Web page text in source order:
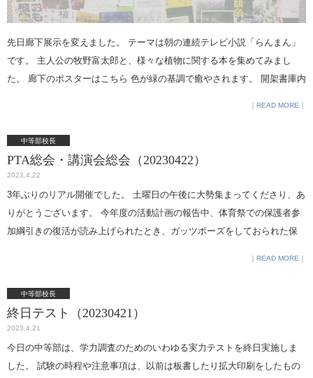
世の中を変えるお手 伝いをしたい、と経てきた中で、「好きなこと✕得
意なこと✕ 誰かの役に立つこと」 が自分の道として見えてきたというお
話に生徒たちは非常に刺激さ れていました。そして、 夢中になれる仕事
に出会うためのアドバイスとして、・まず自分の身近なところにあるも
のから、 世の中にどのような仕事があるのかを分解して考え知ることが
ないこと・得意なことが見つからないときは周りの人に聞けば良い・得
意なことを生かせると磨きがかかるスピードが速い・人生は選択の連続
など大人にも刺さる言葉が次々と生徒たちに与えられ、 とても感銘を受
けていました。 休憩を挟んで第2部では、 AmazonPrimeで配信開始と
なったばかりのドラマ「 エンジェルフライト 国際霊柩送還士」の第1話
を視聴しました。国際霊柩送還士とは、 外国で亡くなった日本人や日本
も私も初めて聞く仕事でした。 1話では、 米倉涼子さん演じる主人公が
思いに生徒たちは涙を流しながら 見入っていました。「仕事に対する誇
り・ 思いの強さを感じて仕事というものをなめて考えていた」「 亡くな
った人を引き渡すことで残された遺族を前向きにさせる仕事 ってすご
い」 生徒たちは次々と感じたことを視聴後に話してくれました。 全6話
ということで、 春休みに早速全話見たいという生徒もいました。 最後
先日廊下展示を変えました。 テーマは朝の連続テレビ小説「らんまん」
です。 主人公の牧野富太郎と、様々な植物に関する本を集めてみまし
た。 廊下のポスターはこちら 色が緑の基調で癒やされます。 開架書庫内
READ MORE
中等部校長
PTA総会・講演会総会（20230422）
2023.4.22
3年ぶりのリアル開催でした。 土曜日の午後に大勢集まってくださり、あ
りがとうございます。 今年度の活動計画の報告中、体育祭での保護者参
加綱引きの復活が読み上げられたとき、ガッツポーズをしておられた保
た。）
READ MORE
中等部校長
終日テスト（20230421）
2023.4.21
今日の中等部は、学力調査のためのいわゆる実力テストを終日実施しま
した。 試験の時程や注意事項は、以前は板書したり拡大印刷をしたもの